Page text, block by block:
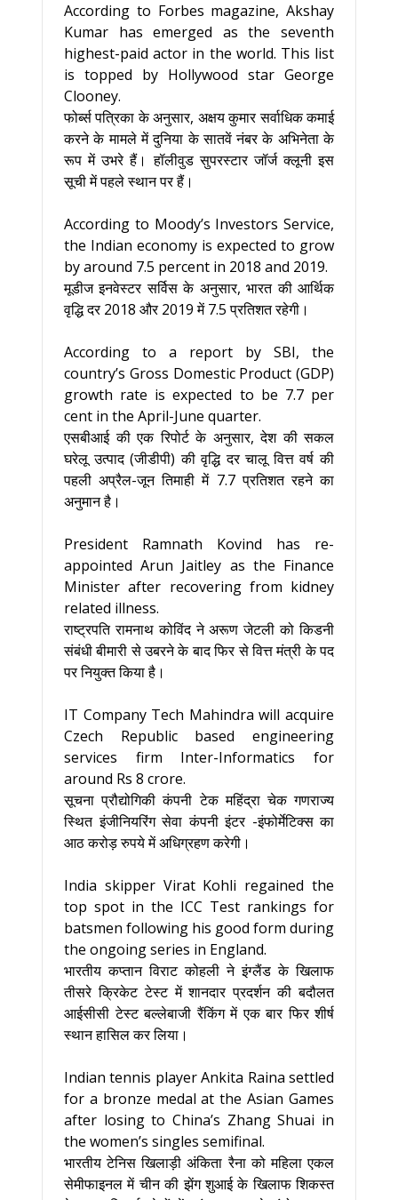
According to Forbes magazine, Akshay
Kumar has emerged as the seventh
highest-paid actor in the world. This list
is topped by Hollywood star George
Clooney.
फोर्ब्स पत्रिका के अनुसार, अक्षय कुमार सर्वाधिक कमाई
करने के मामले में दुनिया के सातवें नंबर के अभिनेता के
रूप में उभरे हैं। हॉलीवुड सुपरस्टार जॉर्ज क्लूनी इस
सूची में पहले स्थान पर हैं।
According to Moody’s Investors Service,
the Indian economy is expected to grow
by around 7.5 percent in 2018 and 2019.
मूडीज इनवेस्टर सर्विस के अनुसार, भारत की आर्थिक
वृद्धि दर 2018 और 2019 में 7.5 प्रतिशत रहेगी।
According to a report by SBI, the
country’s Gross Domestic Product (GDP)
growth rate is expected to be 7.7 per
cent in the April-June quarter.
एसबीआई की एक रिपोर्ट के अनुसार, देश की सकल
घरेलू उत्पाद (जीडीपी) की वृद्धि दर चालू वित्त वर्ष की
पहली अप्रैल-जून तिमाही में 7.7 प्रतिशत रहने का
अनुमान है।
President Ramnath Kovind has re-
appointed Arun Jaitley as the Finance
Minister after recovering from kidney
related illness.
राष्ट्रपति रामनाथ कोविंद ने अरूण जेटली को किडनी
संबंधी बीमारी से उबरने के बाद फिर से वित्त मंत्री के पद
पर नियुक्त किया है।
IT Company Tech Mahindra will acquire
Czech Republic based engineering
services firm Inter-Informatics for
around Rs 8 crore.
सूचना प्रौद्योगिकी कंपनी टेक महिंद्रा चेक गणराज्य
स्थित इंजीनियरिंग सेवा कंपनी इंटर -इंफोर्मेटिक्स का
आठ करोड़ रुपये में अधिग्रहण करेगी।
India skipper Virat Kohli regained the
top spot in the ICC Test rankings for
batsmen following his good form during
the ongoing series in England.
भारतीय कप्तान विराट कोहली ने इंग्लैंड के खिलाफ
तीसरे क्रिकेट टेस्ट में शानदार प्रदर्शन की बदौलत
आईसीसी टेस्ट बल्लेबाजी रैंकिंग में एक बार फिर शीर्ष
स्थान हासिल कर लिया।
Indian tennis player Ankita Raina settled
for a bronze medal at the Asian Games
after losing to China’s Zhang Shuai in
the women’s singles semifinal.
भारतीय टेनिस खिलाड़ी अंकिता रैना को महिला एकल
सेमीफाइनल में चीन की झेंग शुआई के खिलाफ शिकस्त